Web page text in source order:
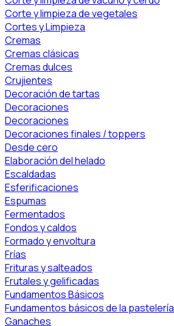
Corte y limpieza de vegetales
Cortes y Limpieza
Cremas
Cremas clásicas
Cremas dulces
Crujientes
Decoración de tartas
Decoraciones
Decoraciones
Decoraciones finales / toppers
Desde cero
Elaboración del helado
Escaldadas
Esferificaciones
Espumas
Fermentados
Fondos y caldos
Formado y envoltura
Frías
Frituras y salteados
Frutales y gelificadas
Fundamentos Básicos
Fundamentos básicos de la pastelería
Ganaches